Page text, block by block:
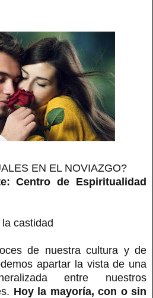
EN EL NOVIAZGO?
Centro de Espiritualidad
castidad
de nuestra cultura y de
apartar la vista de una
entre nuestros
Hoy la mayoría, con o sin